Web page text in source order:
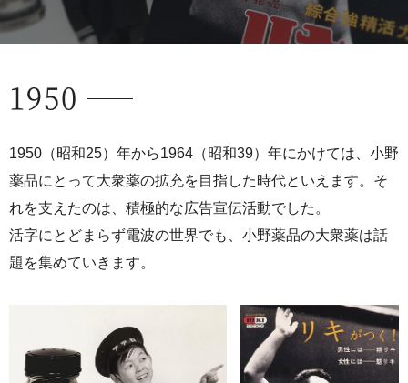
1950
1950（昭和25）年から1964（昭和39）年にかけては、小野
薬品にとって大衆薬の拡充を目指した時代といえます。そ
れを支えたのは、積極的な広告宣伝活動でした。
活字にとどまらず電波の世界でも、小野薬品の大衆薬は話
題を集めていきます。